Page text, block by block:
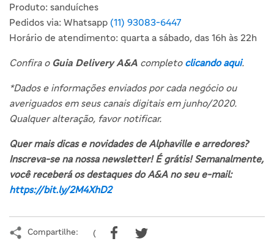
Produto: sanduíches
Pedidos via: Whatsapp (11) 93083-6447
Horário de atendimento: quarta a sábado, das 16h às 22h
Confira o Guia Delivery A&A completo clicando aqui.
*Dados e informações enviados por cada negócio ou
averiguados em seus canais digitais em junho/2020.
Qualquer alteração, favor notificar.
Quer mais dicas e novidades de Alphaville e arredores?
Inscreva-se na nossa newsletter! É grátis! Semanalmente,
você receberá os destaques do A&A no seu e-mail:
https://bit.ly/2M4XhD2
Compartilhe: (